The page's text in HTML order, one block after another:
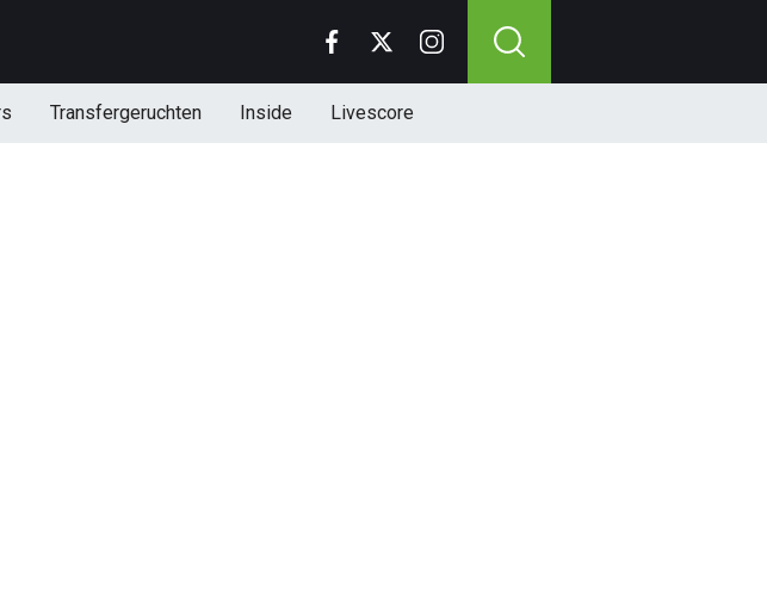
Transfergeruchten Inside Livescore